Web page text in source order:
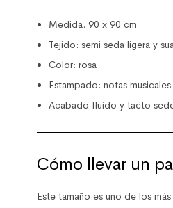
Medida: 90 x 90 cm
Tejido: semi seda ligera y
Color: rosa
Estampado: notas musicales
Acabado fluido y tacto
Cómo llevar un
Este tamaño es uno de los